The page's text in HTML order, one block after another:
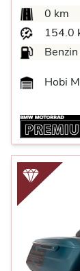
0 km
154.0
Benzin
Hobi